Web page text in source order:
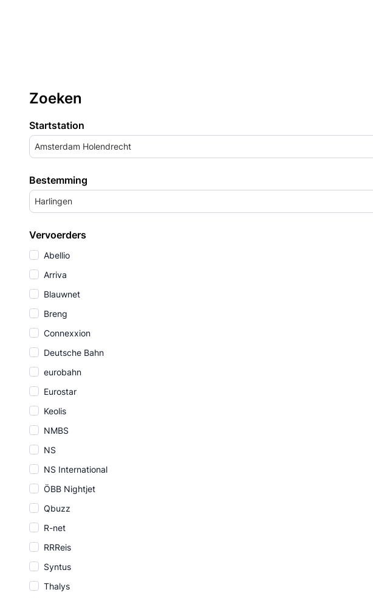
Zoeken
Startstation
Amsterdam Holendrecht
Bestemming
Harlingen
Vervoerders
Abellio
Arriva
Blauwnet
Breng
Connexxion
Deutsche Bahn
eurobahn
Eurostar
Keolis
NMBS
NS
NS International
ÖBB Nightjet
Qbuzz
R-net
RRReis
Syntus
Thalys